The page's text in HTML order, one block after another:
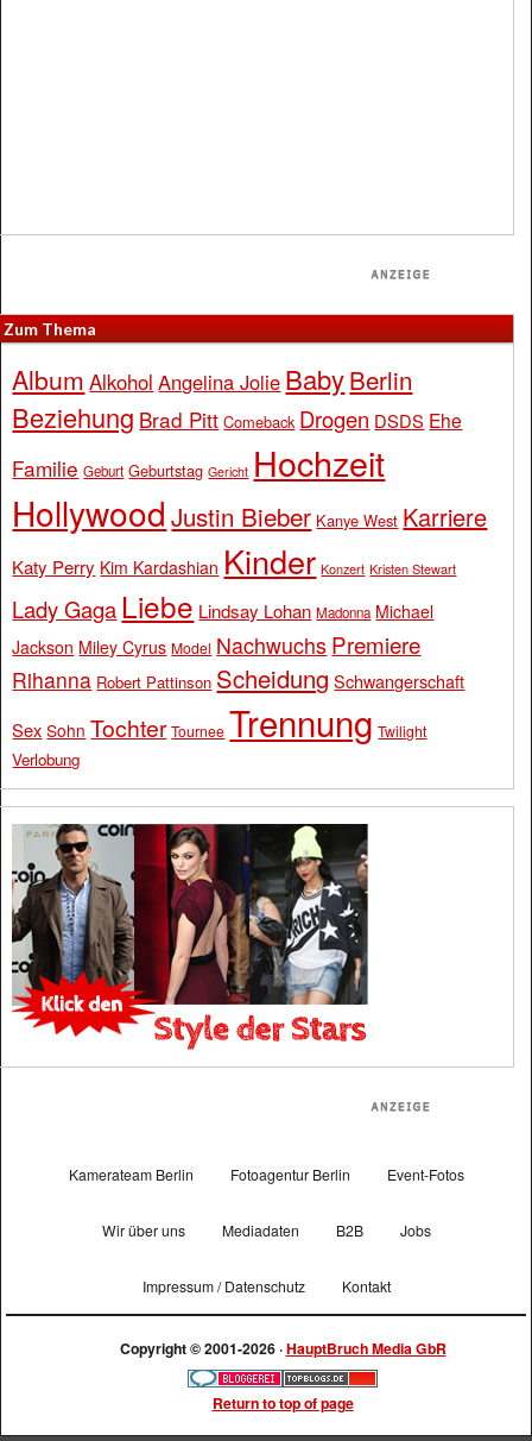
Zum Thema
Album Alkohol Angelina Jolie BabyBerlin
Beziehung Brad Pitt Comeback Drogen DSDS Ehe
Familie Geburt Geburtstag Gericht Hochzeit
Hollywood Justin Bieber Kanye West Karriere
Katy Perry Kim Kardashian Kinder Konzert Kristen Stewart
Lady Gaga Liebe Lindsay Lohan Madonna Michael
Jackson Miley Cyrus Model Nachwuchs Premiere
Rihanna Robert Pattinson Scheidung Schwangerschaft
Sex Sohn Tochter Tournee Trennung Twilight
Verlobung
Kamerateam Berlin Fotoagentur Berlin Event-Fotos
Wir über uns Mediadaten B2B Jobs
Impressum / Datenschutz Kontakt
Copyright © 2001-2026 ·HauptBruch Media GbR
Return to top of page